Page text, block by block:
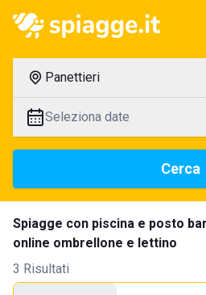
Panettieri
Seleziona date
Cerca
Spiagge con piscina e posto
online ombrellone e lettino
3 Risultati